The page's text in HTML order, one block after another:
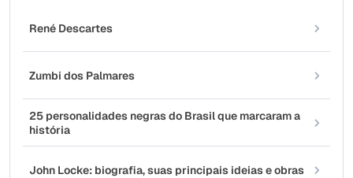
René Descartes
Zumbi dos Palmares
25 personalidades negras do Brasil que marcaram a
história
John Locke: biografia, suas principais ideias e obras